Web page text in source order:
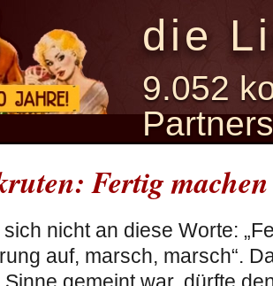
die
9.052
Fertig
nicht an diese Worte:
auf, marsch, marsch“.